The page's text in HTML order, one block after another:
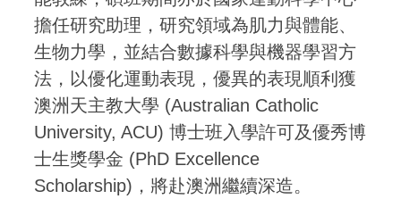
擔任研究助理，研究領域為肌力與體能、
生物力學，並結合數據科學與機器學習方
法，以優化運動表現，優異的表現順利獲
澳洲天主教大學 (Australian Catholic
University, ACU) 博士班入學許可及優秀博
士生獎學金 (PhD Excellence
Scholarship)，將赴澳洲繼續深造。